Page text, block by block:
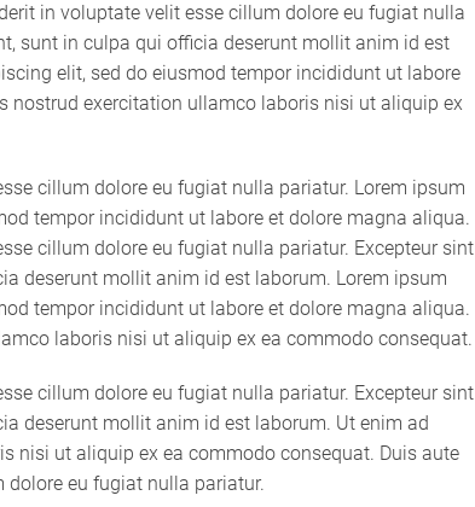
in voluptate velit esse cillum dolore eu fugiat nulla
sunt in culpa qui officia deserunt mollit anim id est
elit, sed do eiusmod tempor incididunt ut labore
nostrud exercitation ullamco laboris nisi ut aliquip ex
cillum dolore eu fugiat nulla pariatur. Lorem ipsum
tempor incididunt ut labore et dolore magna aliqua.
cillum dolore eu fugiat nulla pariatur. Excepteur sint
deserunt mollit anim id est laborum. Lorem ipsum
tempor incididunt ut labore et dolore magna aliqua.
laboris nisi ut aliquip ex ea commodo consequat.
cillum dolore eu fugiat nulla pariatur. Excepteur sint
deserunt mollit anim id est laborum. Ut enim ad
nisi ut aliquip ex ea commodo consequat. Duis aute
dolore eu fugiat nulla pariatur.